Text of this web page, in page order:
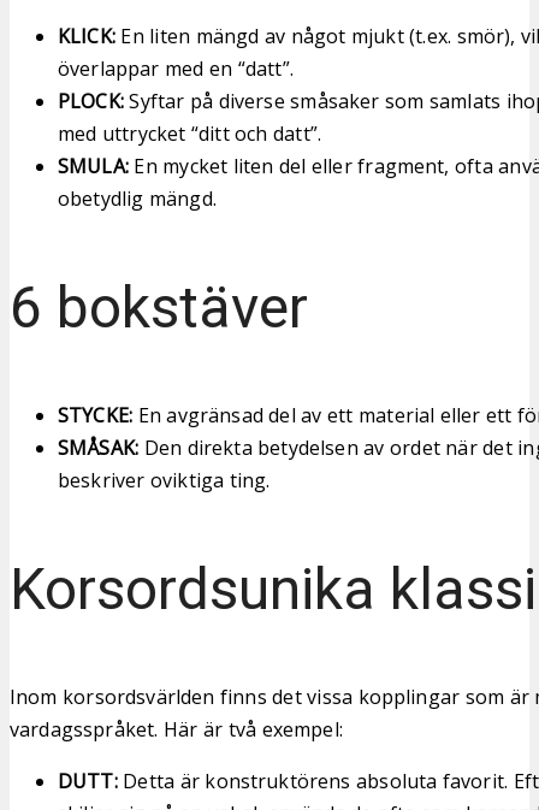
KLICK:En liten mängd av något mjukt (t.ex. smör),
överlappar med en “datt”.
PLOCK:Syftar på diverse småsaker som samlats
med uttrycket “ditt och datt”.
SMULA:En mycket liten del eller fragment, ofta
obetydlig mängd.
6 bokstäver
STYCKE: En avgränsad del av ett material eller ett
SMÅSAK: Den direkta betydelsen av ordet när det
beskriver oviktiga ting.
Korsordsunika
Inom korsordsvärlden finns det vissa kopplingar som är
vardagsspråket. Här är två exempel:
DUTT:Detta är konstruktörens absoluta favorit.